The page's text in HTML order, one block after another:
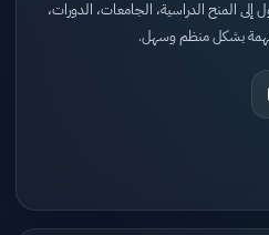
المنح الدراسية، الجامعات، الدورات،
بشكل منظم وسهل.